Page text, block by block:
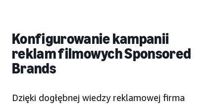
Konfigurowanie kampanii
reklam filmowych Sponsored
Brands
Dzięki dogłębnej wiedzy reklamowej firma